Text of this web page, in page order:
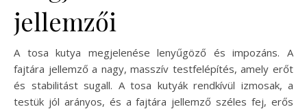
jellemzői
A tosa kutya megjelenése lenyűgöző és impozáns. A
fajtára jellemző a nagy, masszív testfelépítés, amely erőt
és stabilitást sugall. A tosa kutyák rendkívül izmosak, a
testük jól arányos, és a fajtára jellemző széles fej, erős